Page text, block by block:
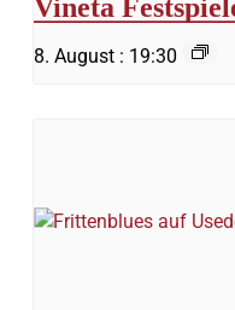
8. August : 19:30